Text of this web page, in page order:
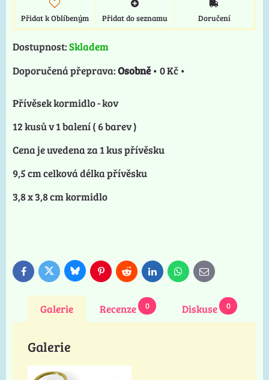
Přidat k Oblíbeným Přidat do seznamu Doručení
Dostupnost:Skladem
Osobně• 0 Kč •
Přívěsek kormidlo - kov
12 kusů v 1 balení ( 6 barev )
Cena je uvedena za 1 kus přívěsku
9,5 cm celková délka přívěsku
3,8 x 3,8 cm kormidlo
FacebookTwitterBlueskyPinterestReddit LinkedInWhatsApp
E-
mail
Galerie Recenze 0 Diskuse 0
Galerie